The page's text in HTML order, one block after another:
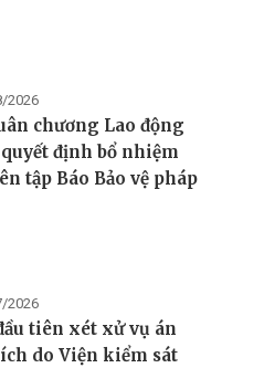
2026
chương Lao động
định bổ nhiệm
tập Báo Bảo vệ pháp
2026
tiên xét xử vụ án
do Viện kiểm sát